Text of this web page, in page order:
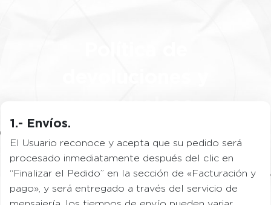
1.- Envíos.
El Usuario reconoce y acepta que su pedido será
procesado inmediatamente después del clic en
“Finalizar el Pedido” en la sección de «Facturación y
pago», y será entregado a través del servicio de